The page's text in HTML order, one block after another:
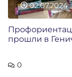
02.07.2024
прошли в
0